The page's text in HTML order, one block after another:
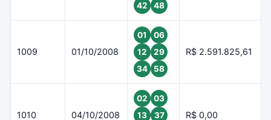
42
48
1009 01/10/2008
01
06
12
29
34
58
R$ 2.591.825,61
1010 04/10/2008
02
03
13
37 R$ 0,00